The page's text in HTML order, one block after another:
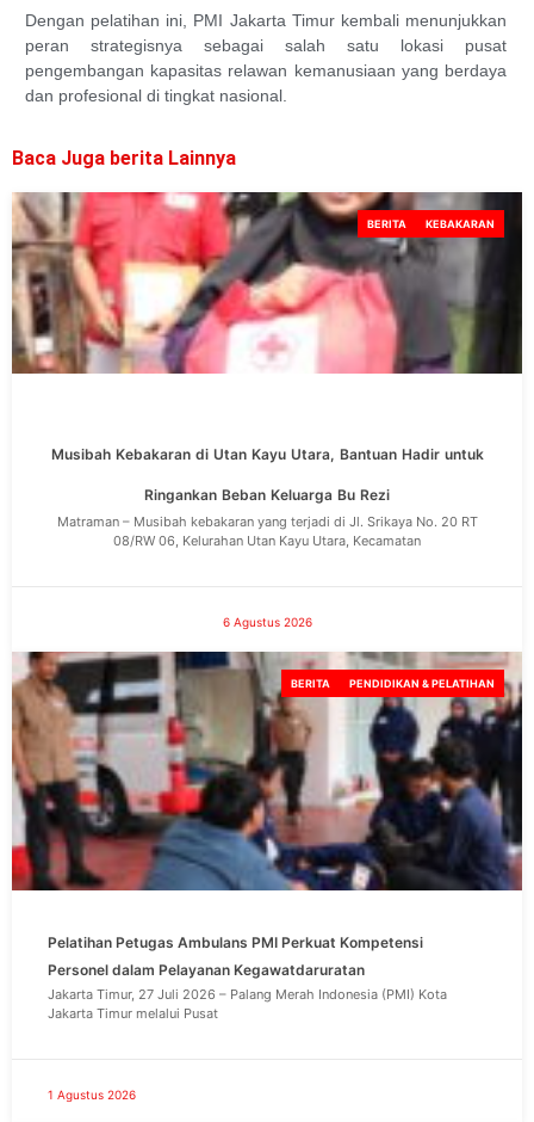
Dengan pelatihan ini, PMI Jakarta Timur kembali menunjukkan
peran strategisnya sebagai salah satu lokasi pusat
pengembangan kapasitas relawan kemanusiaan yang berdaya
dan profesional di tingkat nasional.
Baca Juga berita Lainnya
Musibah Kebakaran di Utan Kayu Utara, Bantuan Hadir untuk
Ringankan Beban Keluarga Bu Rezi
Matraman – Musibah kebakaran yang terjadi di Jl. Srikaya No. 20 RT
08/RW 06, Kelurahan Utan Kayu Utara, Kecamatan
6 Agustus 2026
BERITA KEBAKARAN
Pelatihan Petugas Ambulans PMI Perkuat Kompetensi
Personel dalam Pelayanan Kegawatdaruratan
Jakarta Timur, 27 Juli 2026 – Palang Merah Indonesia (PMI) Kota
Jakarta Timur melalui Pusat
1 Agustus 2026
BERITA PENDIDIKAN & PELATIHAN